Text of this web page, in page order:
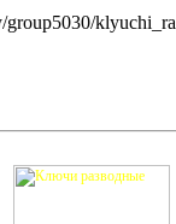
group5030/